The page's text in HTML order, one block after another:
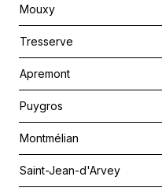
Mouxy
Tresserve
Apremont
Puygros
Montmélian
Saint-Jean-d'Arvey